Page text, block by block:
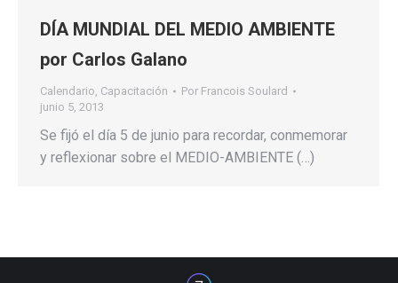
DÍA MUNDIAL DEL MEDIO AMBIENTE
por Carlos Galano
Calendario, Capacitación Por Francois Soulard
junio 5, 2013
Se fijó el día 5 de junio para recordar, conmemorar
y reflexionar sobre el MEDIO-AMBIENTE (…)